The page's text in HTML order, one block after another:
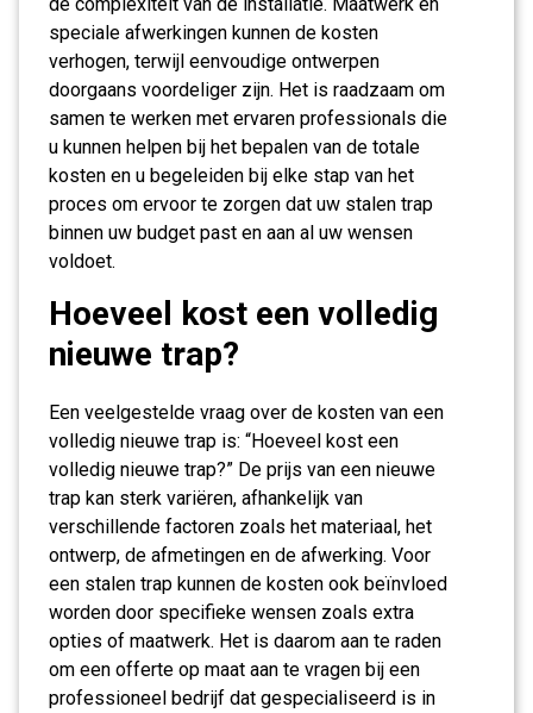
speciale afwerkingen kunnen de kosten
verhogen, terwijl eenvoudige ontwerpen
doorgaans voordeliger zijn. Het is raadzaam om
samen te werken met ervaren professionals die
u kunnen helpen bij het bepalen van de totale
kosten en u begeleiden bij elke stap van het
proces om ervoor te zorgen dat uw stalen trap
binnen uw budget past en aan al uw wensen
voldoet.
Hoeveel kost een volledig
nieuwe trap?
Een veelgestelde vraag over de kosten van een
volledig nieuwe trap is: “Hoeveel kost een
volledig nieuwe trap?” De prijs van een nieuwe
trap kan sterk variëren, afhankelijk van
verschillende factoren zoals het materiaal, het
ontwerp, de afmetingen en de afwerking. Voor
een stalen trap kunnen de kosten ook beïnvloed
worden door specifieke wensen zoals extra
opties of maatwerk. Het is daarom aan te raden
om een offerte op maat aan te vragen bij een
professioneel bedrijf dat gespecialiseerd is in